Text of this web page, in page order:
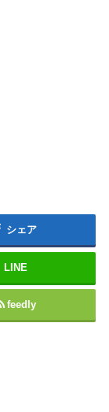
シェア
LINE
feedly